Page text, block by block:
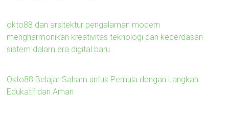
okto88 dan arsitektur pengalaman modern
mengharmonikan kreativitas teknologi dan kecerdasan
sistem dalam era digital baru
Okto88 Belajar Saham untuk Pemula dengan Langkah
Edukatif dan Aman